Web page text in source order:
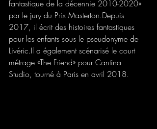
fantastique de la décennie 2010-2020»
par le jury du Prix Masterton.Depuis
2017, il écrit des histoires fantastiques
pour les enfants sous le pseudonyme de
Livéric.Il a également scénarisé le court
métrage «The Friend» pour Cantina
Studio, tourné à Paris en avril 2018.